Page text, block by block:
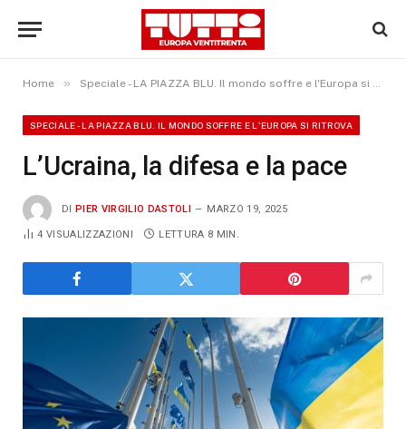
Home » Speciale - LA PIAZZA BLU. Il mondo soffre e l'Europa si ritrova
SPECIALE - LA PIAZZA BLU. IL MONDO SOFFRE E L'EUROPA SI RITROVA
L’Ucraina, la difesa e la pace
DI PIER VIRGILIO DASTOLI MARZO 19, 2025
4VISUALIZZAZIONI LETTURA 8 MIN.